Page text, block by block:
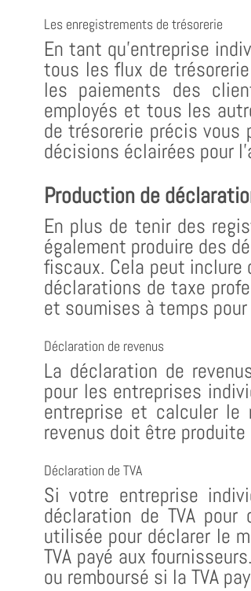
Les enregistrements de trésorerie
En tant qu’entreprise
tous les flux de
les paiements des
employés et tous les
de trésorerie précis vous
décisions éclairées pour
Production de
En plus de tenir des
également produire des
fiscaux. Cela peut inclure
déclarations de taxe
et soumises à temps
Déclaration de revenus
La déclaration de
pour les entreprises
entreprise et calculer le
revenus doit être
Déclaration de TVA
Si votre entreprise
déclaration de TVA
utilisée pour déclarer le
TVA payé aux
ou remboursé si la TVA